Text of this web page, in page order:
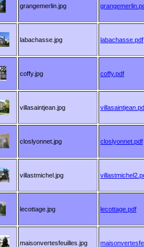
grangemerlin.jpg
labachasse.jpg labachasse.pdf
coffy.jpg coffy.pdf
villasaintjean.jpg
closlyonnet.jpg closlyonnet.pdf
villastmichel.jpg
lecottage.jpg lecottage.pdf
maisonvertesfeuilles.jpg